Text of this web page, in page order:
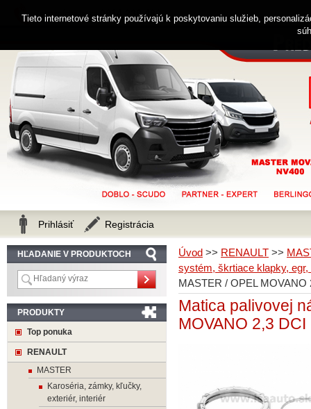
Úvod >> RENAULT >>
systém, škrtiace klapky,
MASTER / OPEL MOVANO
Matica palivovej
MOVANO 2,3 DCI
HĽADANIE V PRODUKTOCH
PRODUKTY
Top ponuka
RENAULT
MASTER
Karoséria, zámky, kľučky,
exteriér, interiér
Zákaznícka linka 0914 238 482
Prihlásiť Registrácia
Tieto internetové stránky používajú k poskytovaniu služieb,